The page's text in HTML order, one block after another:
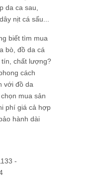
da ca sau,
nịt cá sấu...
biết tìm mua
bò, đồ da cá
chất lượng?
cách
với đồ da
mua sản
phí giá cả hợp
hành dài
-